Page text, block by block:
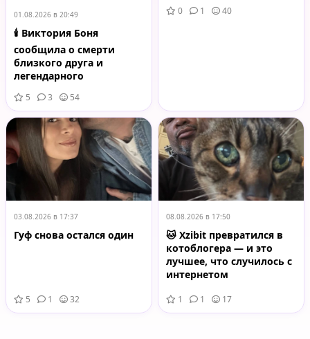
01.08.2026 в 20:49
🕯️ Виктория Боня
сообщила о смерти
близкого друга и
легендарного
Пурджи
5 3 54
0 1 40
03.08.2026 в 17:37
Гуф снова остался один
5 1 32
08.08.2026 в 17:50
🐱 Xzibit превратился в
котоблогера — и это
лучшее, что случилось с
интернетом
1 1 17